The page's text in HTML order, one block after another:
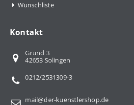
Wunschliste
Kontakt
Grund 3
42653 Solingen
0212/2531309-3
mail@der-kuenstlershop.de